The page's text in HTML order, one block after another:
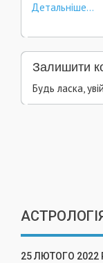
Детальніше...
Залишити
Будь ласка,
25 ЛЮТОГО 2022